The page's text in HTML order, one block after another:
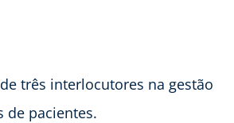
três interlocutores na gestão
de pacientes.